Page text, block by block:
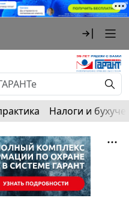
Налоги и